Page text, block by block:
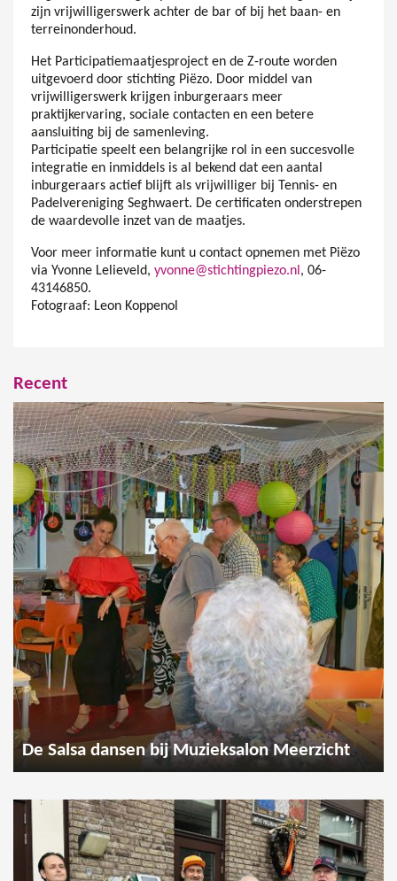
zijn vrijwilligerswerk achter de bar of bij het baan- en
terreinonderhoud.
Het Participatiemaatjesproject en de Z-route worden
uitgevoerd door stichting Piëzo. Door middel van
vrijwilligerswerk krijgen inburgeraars meer
praktijkervaring, sociale contacten en een betere
aansluiting bij de samenleving.
Participatie speelt een belangrijke rol in een succesvolle
integratie en inmiddels is al bekend dat een aantal
inburgeraars actief blijft als vrijwilliger bij Tennis- en
Padelvereniging Seghwaert. De certificaten onderstrepen
de waardevolle inzet van de maatjes.
Voor meer informatie kunt u contact opnemen met Piëzo
via Yvonne Lelieveld, yvonne@stichtingpiezo.nl , 06-
43146850.
Fotograaf: Leon Koppenol
Recent
De Salsa dansen bij Muzieksalon Meerzicht